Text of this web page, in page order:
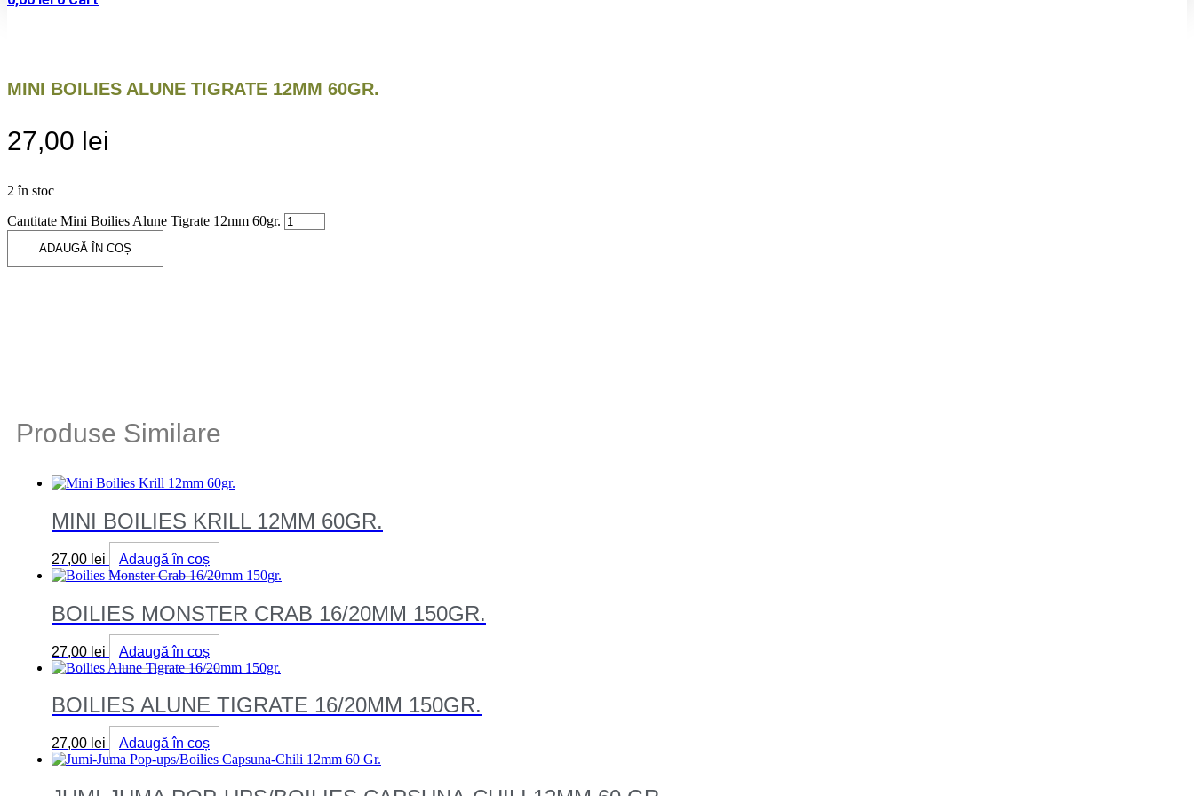
MINI BOILIES ALUNE TIGRATE 12MM 60GR.
27,00 lei
2 în stoc
Cantitate Mini Boilies Alune Tigrate 12mm 60gr.
ADAUGĂ ÎN COȘ
Produse Similare
MINI BOILIES KRILL 12MM 60GR.
27,00 lei Adaugă în coș
BOILIES MONSTER CRAB 16/20MM 150GR.
27,00 lei Adaugă în coș
BOILIES ALUNE TIGRATE 16/20MM 150GR.
27,00 lei Adaugă în coș